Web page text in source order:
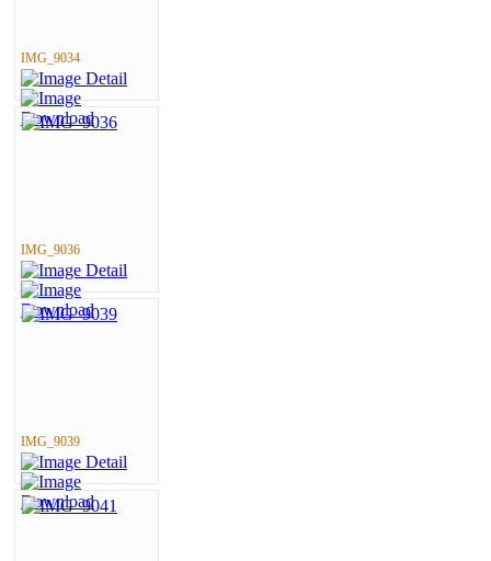
IMG_9034
IMG_9036
IMG_9039